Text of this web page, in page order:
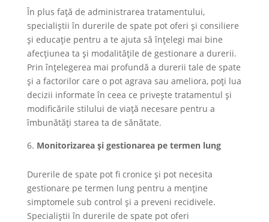
În plus față de administrarea tratamentului,
specialiștii în durerile de spate pot oferi și consiliere
și educație pentru a te ajuta să înțelegi mai bine
afecțiunea ta și modalitățile de gestionare a durerii.
Prin înțelegerea mai profundă a durerii tale de spate
și a factorilor care o pot agrava sau ameliora, poți lua
decizii informate în ceea ce privește tratamentul și
modificările stilului de viață necesare pentru a
îmbunătăți starea ta de sănătate.
Monitorizarea și gestionarea pe termen lung
Durerile de spate pot fi cronice și pot necesita
gestionare pe termen lung pentru a menține
simptomele sub control și a preveni recidivele.
Specialiștii în durerile de spate pot oferi